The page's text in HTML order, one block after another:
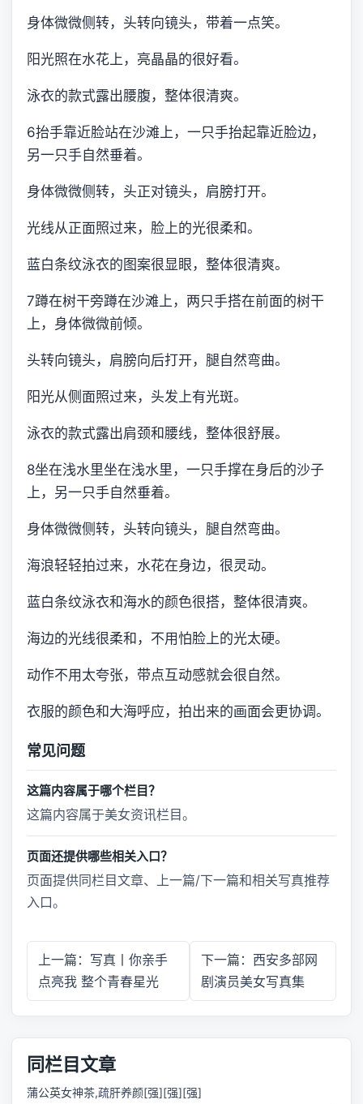
身体微微侧转，头转向镜头，带着一点笑。
阳光照在水花上，亮晶晶的很好看。
泳衣的款式露出腰腹，整体很清爽。
6抬手靠近脸站在沙滩上，一只手抬起靠近脸边，
另一只手自然垂着。
身体微微侧转，头正对镜头，肩膀打开。
光线从正面照过来，脸上的光很柔和。
蓝白条纹泳衣的图案很显眼，整体很清爽。
7蹲在树干旁蹲在沙滩上，两只手搭在前面的树干
上，身体微微前倾。
头转向镜头，肩膀向后打开，腿自然弯曲。
阳光从侧面照过来，头发上有光斑。
泳衣的款式露出肩颈和腰线，整体很舒展。
8坐在浅水里坐在浅水里，一只手撑在身后的沙子
上，另一只手自然垂着。
身体微微侧转，头转向镜头，腿自然弯曲。
海浪轻轻拍过来，水花在身边，很灵动。
蓝白条纹泳衣和海水的颜色很搭，整体很清爽。
海边的光线很柔和，不用怕脸上的光太硬。
动作不用太夸张，带点互动感就会很自然。
衣服的颜色和大海呼应，拍出来的画面会更协调。
常见问题
这篇内容属于哪个栏目？
这篇内容属于美女资讯栏目。
页面还提供哪些相关入口？
页面提供同栏目文章、上一篇/下一篇和相关写真推荐
入口。
上一篇：写真丨你亲手
点亮我 整个青春星光
下一篇：西安多部网
剧演员美女写真集
同栏目文章
蒲公英女神茶,疏肝养颜[强][强][强]